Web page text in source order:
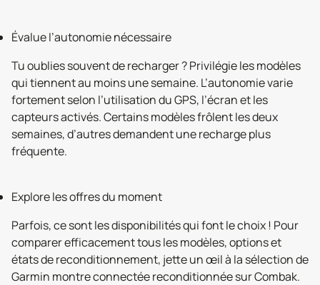
Évalue l’autonomie nécessaire
Tu oublies souvent de recharger ? Privilégie les modèles
qui tiennent au moins une semaine. L’autonomie varie
fortement selon l’utilisation du GPS, l’écran et les
capteurs activés. Certains modèles frôlent les deux
semaines, d’autres demandent une recharge plus
fréquente.
Explore les offres du moment
Parfois, ce sont les disponibilités qui font le choix ! Pour
comparer efficacement tous les modèles, options et
états de reconditionnement, jette un œil à la sélection de
Garmin montre connectée reconditionnée sur Combak.